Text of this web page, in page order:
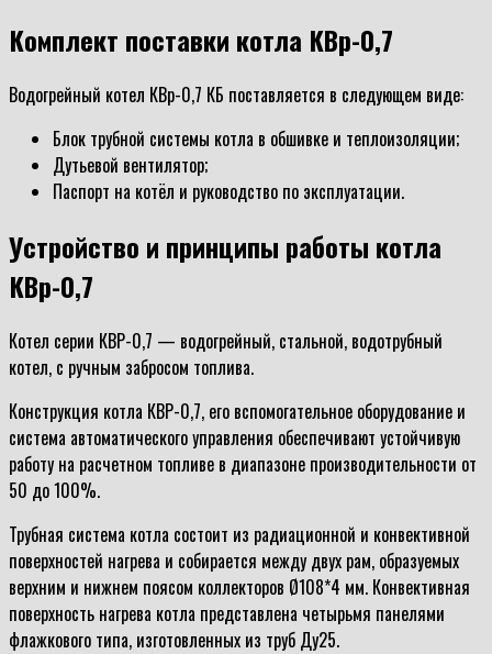
Комплект поставки котла КВр-0,7
Водогрейный котел КВр-0,7 КБ поставляется в следующем виде:
Блок трубной системы котла в обшивке и теплоизоляции;
Дутьевой вентилятор;
Паспорт на котёл и руководство по эксплуатации.
Устройство и принципы работы котла
КВр-0,7
Котел серии КВР-0,7 — водогрейный, стальной, водотрубный
котел, с ручным забросом топлива.
Конструкция котла КВР-0,7, его вспомогательное оборудование и
система автоматического управления обеспечивают устойчивую
работу на расчетном топливе в диапазоне производительности от
50 до 100%.
Трубная система котла состоит из радиационной и конвективной
поверхностей нагрева и собирается между двух рам, образуемых
верхним и нижнем поясом коллекторов Ø108*4 мм. Конвективная
поверхность нагрева котла представлена четырьмя панелями
флажкового типа, изготовленных из труб Ду25.